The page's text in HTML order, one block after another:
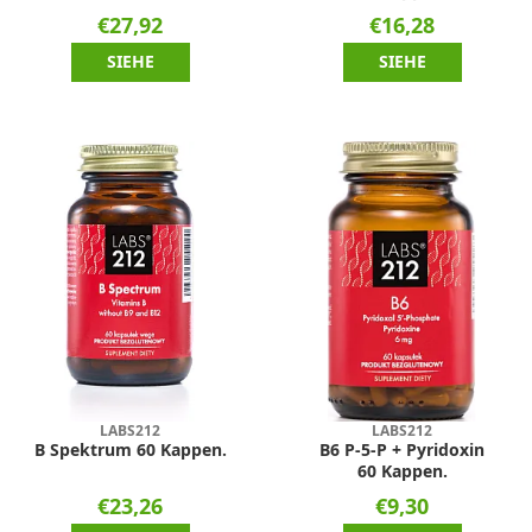
€27,92
SIEHE
€16,28
SIEHE
LABS212
B Spektrum 60 Kappen.
€23,26
LABS212
B6 P-5-P + Pyridoxin
60 Kappen.
€9,30